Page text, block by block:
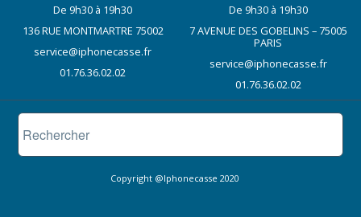
De 9h30 à 19h30
136 RUE MONTMARTRE 75002
service@iphonecasse.fr
01.76.36.02.02
De 9h30 à 19h30
7 AVENUE DES GOBELINS – 75005
PARIS
service@iphonecasse.fr
01.76.36.02.02
Copyright @Iphonecasse 2020